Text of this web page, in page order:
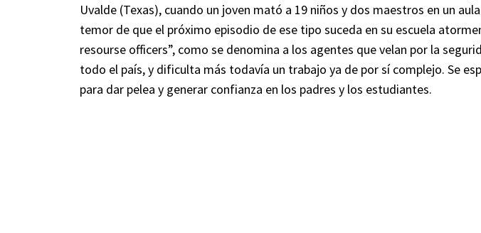
Uvalde (Texas), cuando un joven mató a 19 niños y dos maestros en un
temor de que el próximo episodio de ese tipo suceda en su escuela
resourse officers”, como se denomina a los agentes que velan por la
todo el país, y dificulta más todavía un trabajo ya de por sí complejo. Se
para dar pelea y generar confianza en los padres y los estudiantes.